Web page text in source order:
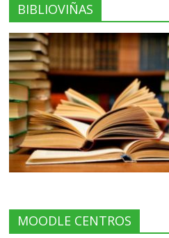
BIBLIOVIÑAS
MOODLE CENTROS